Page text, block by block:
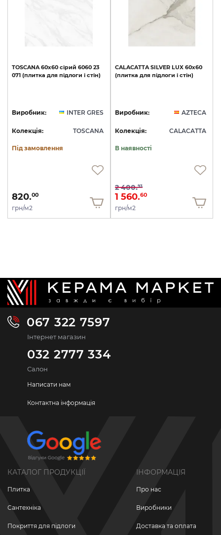
TOSCANA 60х60 сірий 6060 23
071 (плитка для підлоги і стін)
Виробник: INTER GRES
Колекція: TOSCANA
Під замовлення
820.00
грн/м2
CALACATTA SILVER LUX 60x60
(плитка для підлоги і стін)
Виробник: AZTECA
Колекція: CALACATTA
В наявності
2 400.93
1 560.60
грн/м2
067 322 7597
Інтернет магазин
032 2777 334
Салон
Написати нам
Контактна інформація
КАТАЛОГ ПРОДУКЦІЇ
Плитка
Сантехніка
Покриття для підлоги
ІНФОРМАЦІЯ
Про нас
Виробники
Доставка та оплата